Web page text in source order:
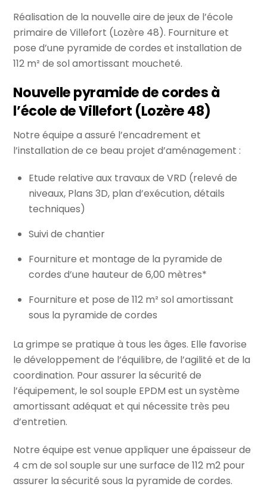
Réalisation de la nouvelle aire de jeux de l’école
primaire de Villefort (Lozère 48). Fourniture et
pose d’une pyramide de cordes et installation de
112 m² de sol amortissant moucheté.
Nouvelle pyramide de cordes à
l’école de Villefort (Lozère 48)
Notre équipe a assuré l’encadrement et
l’installation de ce beau projet d’aménagement :
Etude relative aux travaux de VRD (relevé de
niveaux, Plans 3D, plan d’exécution, détails
techniques)
Suivi de chantier
Fourniture et montage de la pyramide de
cordes d’une hauteur de 6,00 mètres*
Fourniture et pose de 112 m² sol amortissant
sous la pyramide de cordes
La grimpe se pratique à tous les âges. Elle favorise
le développement de l’équilibre, de l’agilité et de la
coordination. Pour assurer la sécurité de
l’équipement, le sol souple EPDM est un système
amortissant adéquat et qui nécessite très peu
d’entretien.
Notre équipe est venue appliquer une épaisseur de
4 cm de sol souple sur une surface de 112 m2 pour
assurer la sécurité sous la pyramide de cordes.